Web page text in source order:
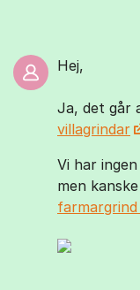
Hej,
Ja, det går
villagrindar
Vi har
men
farmargrind